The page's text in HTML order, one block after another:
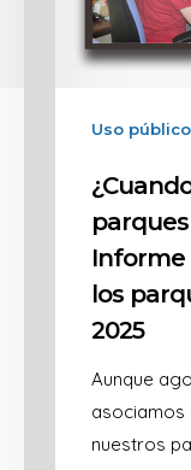
Uso público
Informe
los
2025
Aunque
asociamos
nuestros